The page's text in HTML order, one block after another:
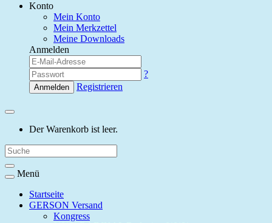
Konto
Mein Konto
Mein Merkzettel
Meine Downloads
Anmelden
?
Anmelden Registrieren
Der Warenkorb ist leer.
Menü
Startseite
GERSON Versand
Kongress